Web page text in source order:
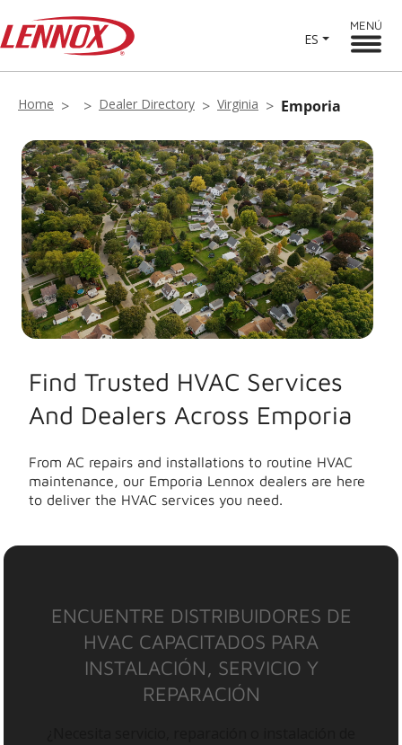
ES
MENÚ
Home Dealer Directory Virginia Emporia
Find Trusted HVAC Services
And Dealers Across Emporia
From AC repairs and installations to routine HVAC
maintenance, our Emporia Lennox dealers are here
to deliver the HVAC services you need.
ENCUENTRE DISTRIBUIDORES DE
HVAC CAPACITADOS PARA
INSTALACIÓN, SERVICIO Y
REPARACIÓN